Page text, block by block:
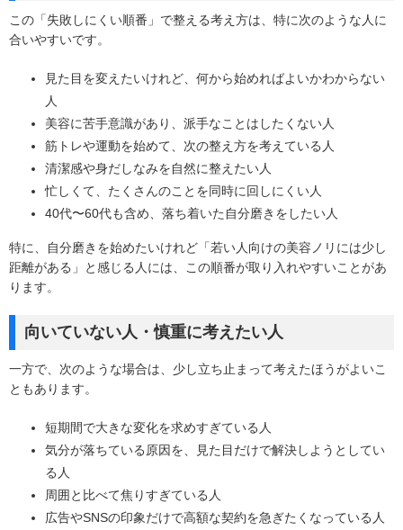
この「失敗しにくい順番」で整える考え方は、特に次のような人に
合いやすいです。
見た目を変えたいけれど、何から始めればよいかわからない
人
美容に苦手意識があり、派手なことはしたくない人
筋トレや運動を始めて、次の整え方を考えている人
清潔感や身だしなみを自然に整えたい人
忙しくて、たくさんのことを同時に回しにくい人
40代〜60代も含め、落ち着いた自分磨きをしたい人
特に、自分磨きを始めたいけれど「若い人向けの美容ノリには少し
距離がある」と感じる人には、この順番が取り入れやすいことがあ
ります。
向いていない人・慎重に考えたい人
一方で、次のような場合は、少し立ち止まって考えたほうがよいこ
ともあります。
短期間で大きな変化を求めすぎている人
気分が落ちている原因を、見た目だけで解決しようとしてい
る人
周囲と比べて焦りすぎている人
広告やSNSの印象だけで高額な契約を急ぎたくなっている人